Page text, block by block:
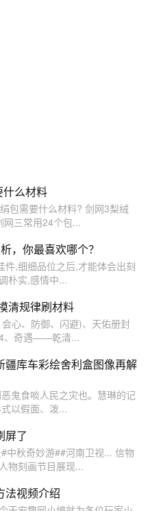
么材料
包需要什么材料? 剑网3梨绒
网三常用24个包...
，你最喜欢哪个？
,细细品位之后,才能体会出刻
朴实,感情中...
清规律刷材料
心、防御、闪避)、天佑册封
4、奇遇——乾清...
库车彩绘舍利盒图像再解
鬼食啖人民之灾也。慧琳的记
以假面、泼...
屏了
中秋奇妙游##河南卫视... 信物
物刻画节目展现...
法视频介绍